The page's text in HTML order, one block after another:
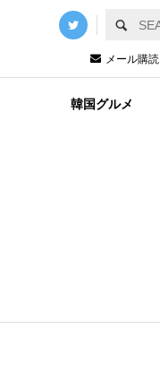
メール購読
韓国グルメ